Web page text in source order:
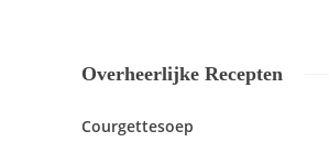
Overheerlijke Recepten
Courgettesoep